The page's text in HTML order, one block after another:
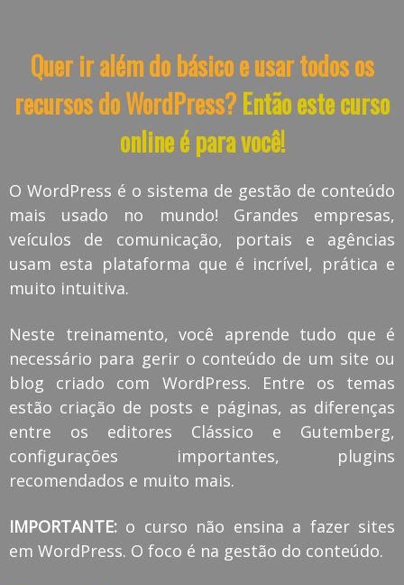
Quer ir além do básico e usar todos os
recursos do WordPress?Então este curso
online é para você!
O WordPress é o sistema de gestão de conteúdo
mais usado no mundo! Grandes empresas,
veículos de comunicação, portais e agências
usam esta plataforma que é incrível, prática e
muito intuitiva.
Neste treinamento, você aprende tudo que é
necessário para gerir o conteúdo de um site ou
blog criado com WordPress. Entre os temas
estão criação de posts e páginas, as diferenças
entre os editores Clássico e Gutemberg,
configurações importantes, plugins
recomendados e muito mais.
IMPORTANTE: o curso não ensina a fazer sites
em WordPress. O foco é na gestão do conteúdo.